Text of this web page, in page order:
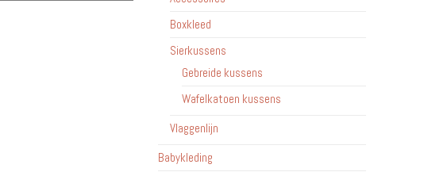
Boxkleed
Sierkussens
Gebreide kussens
Wafelkatoen kussens
Vlaggenlijn
Babykleding